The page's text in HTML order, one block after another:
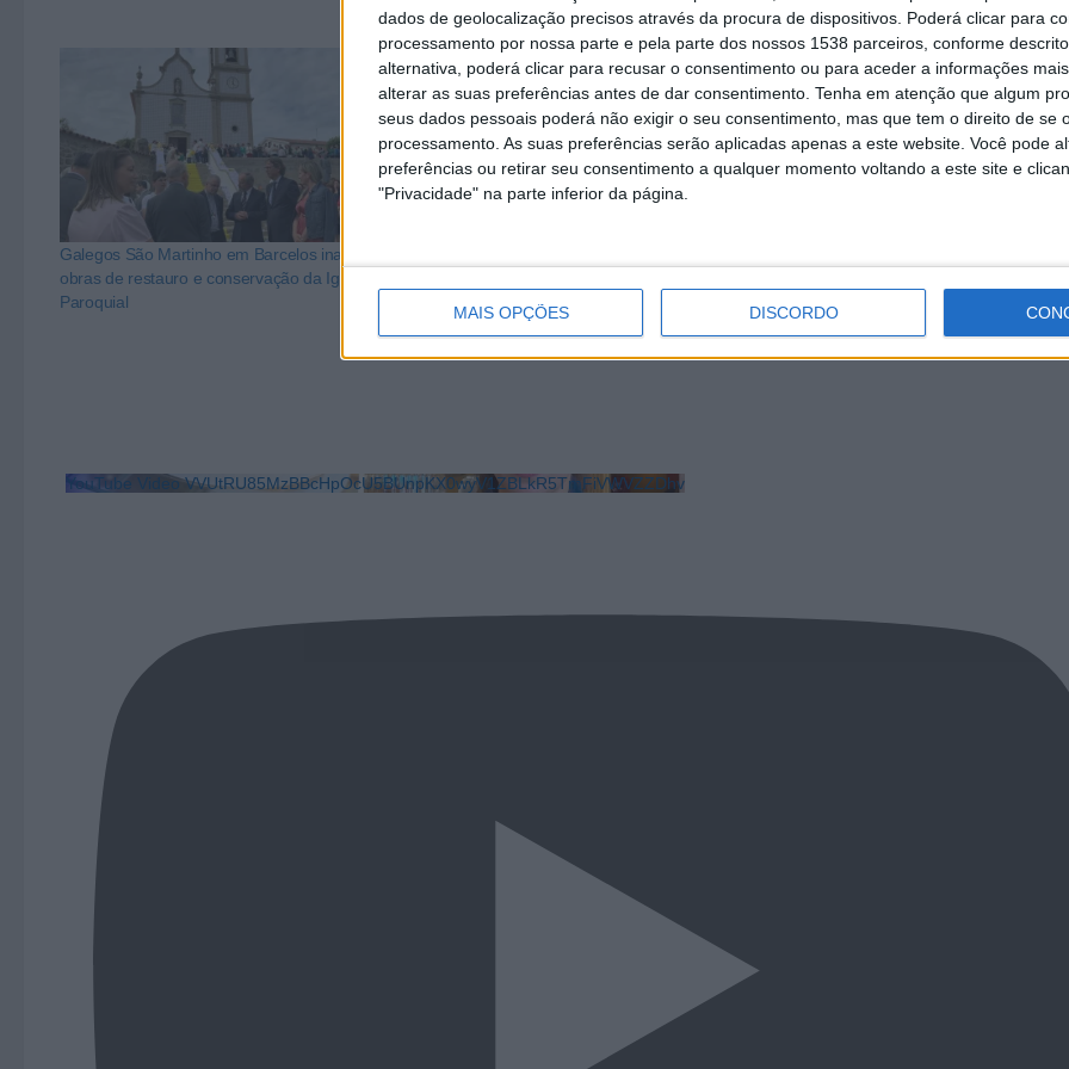
dados de geolocalização precisos através da procura de dispositivos. Poderá clicar para
processamento por nossa parte e pela parte dos nossos 1538 parceiros, conforme
alternativa, poderá clicar para recusar o consentimento ou para aceder a informações
alterar as suas preferências antes de dar consentimento. Tenha em atenção que algum
seus dados pessoais poderá não exigir o seu consentimento, mas que tem o direito de se
processamento. As suas preferências serão aplicadas apenas a este website. Você pode
preferências ou retirar seu consentimento a qualquer momento voltando a este site e
"Privacidade" na parte inferior da página.
MAIS OPÇÕES DISCORDO
Galegos São Martinho em Barcelos inaugurou
obras de restauro e conservação da Igreja
Paroquial
YouTube Video VVUtRU85MzBBcHpOcU5BUnpKX0wyV1ZBLkR5TmFiVWVZZDhv